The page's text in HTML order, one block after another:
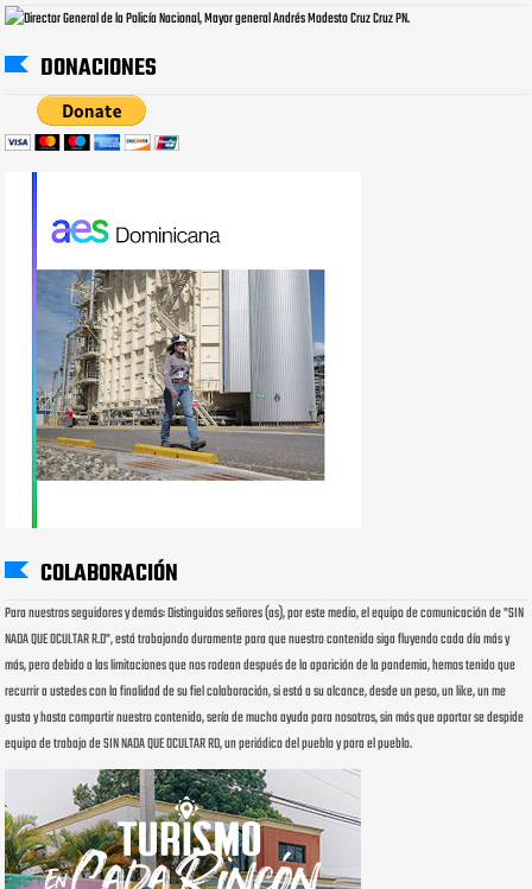
DONACIONES
COLABORACIÓN
Para nuestros seguidores y demás: Distinguidos señores (as), por este medio, el equipo de comunicación de "SIN
NADA QUE OCULTAR R.D", está trabajando duramente para que nuestro contenido siga fluyendo cada día más y
más, pero debido a las limitaciones que nos rodean después de la aparición de la pandemia, hemos tenido que
recurrir a ustedes con la finalidad de su fiel colaboración, si está a su alcance, desde un peso, un like, un me
gusta y hasta compartir nuestro contenido, sería de mucha ayuda para nosotros, sin más que aportar se despide
equipo de trabajo de SIN NADA QUE OCULTAR RD, un periódico del pueblo y para el pueblo.